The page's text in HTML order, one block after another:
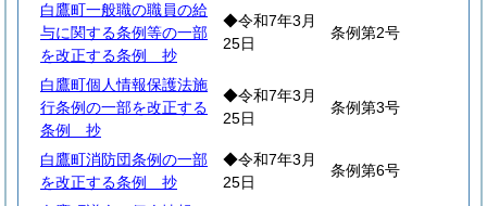
白鷹町一般職の職員の給
与に関する条例等の一部
を改正する条例 抄
◆令和7年3月
25日
条例第2号
白鷹町個人情報保護法施
行条例の一部を改正する
条例 抄
◆令和7年3月
25日
条例第3号
白鷹町消防団条例の一部
を改正する条例 抄
◆令和7年3月
25日
条例第6号